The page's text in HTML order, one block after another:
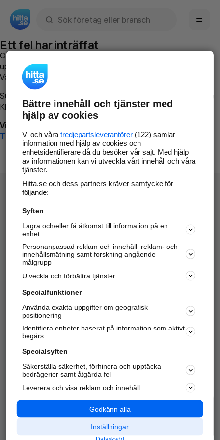
Ett fel har inträffat
Om du vill kan du
uppstod så att vi lättare och snabbare kan avhjälpa det.
Vänligen försök med följande:
Surfa till
Klicka påTillbaka-knappen i webbläsaren och försök igen
Vi beklagar besväret!
Till startsidan
Hitta.se - Gratis nummerupplysning.
Sök företag, personer och platser.
Hitta telefonnummer, adresser, företagsinfo mm.
Marknadsför företaget
Kom igång och annonsera mot
samarbetspartners nära dig.
Alla kategorier
Populära sökningar
API & Kartor
Annonsera
Integritet
Nödnummer
Bättre innehåll och tjänster med
hjälp av cookies
Vi och våra tredjepartsleverantörer(122) samlar
information med hjälp av cookies och
enhetsidentifierare då du besöker vår sajt. Med hjälp
av informationen kan vi utveckla vårt innehåll och våra
tjänster.
Hitta.se och dess partners kräver samtycke för
följande:
Syften
Lagra och/eller få åtkomst till information på en
enhet
Personanpassad reklam och innehåll, reklam- och
innehållsmätning samt forskning angående
målgrupp
Utveckla och förbättra tjänster
Specialfunktioner
Använda exakta uppgifter om geografisk
positionering
Identifiera enheter baserat på information som aktivt
begärs
Specialsyften
Säkerställa säkerhet, förhindra och upptäcka
bedrägerier samt åtgärda fel
Leverera och visa reklam och innehåll
Godkänn alla
Inställningar
Dataskydd